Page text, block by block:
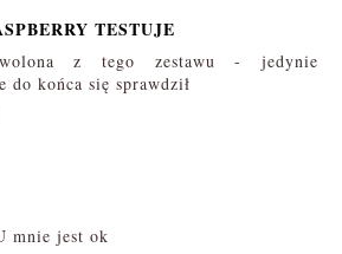
TESTUJE
z tego zestawu - jedynie
do końca się sprawdził
mnie jest ok